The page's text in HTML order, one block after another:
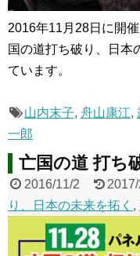
2016年11月28日に開
国の道打ち破り、日本
ています。
山内末子, 舟山康江,
一郎
亡国の道 打ち
2016/11/2
り、日本の未来を拓く ,